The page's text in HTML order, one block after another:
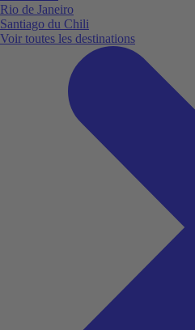
Rio de Janeiro
Santiago du Chili
Voir toutes les destinations